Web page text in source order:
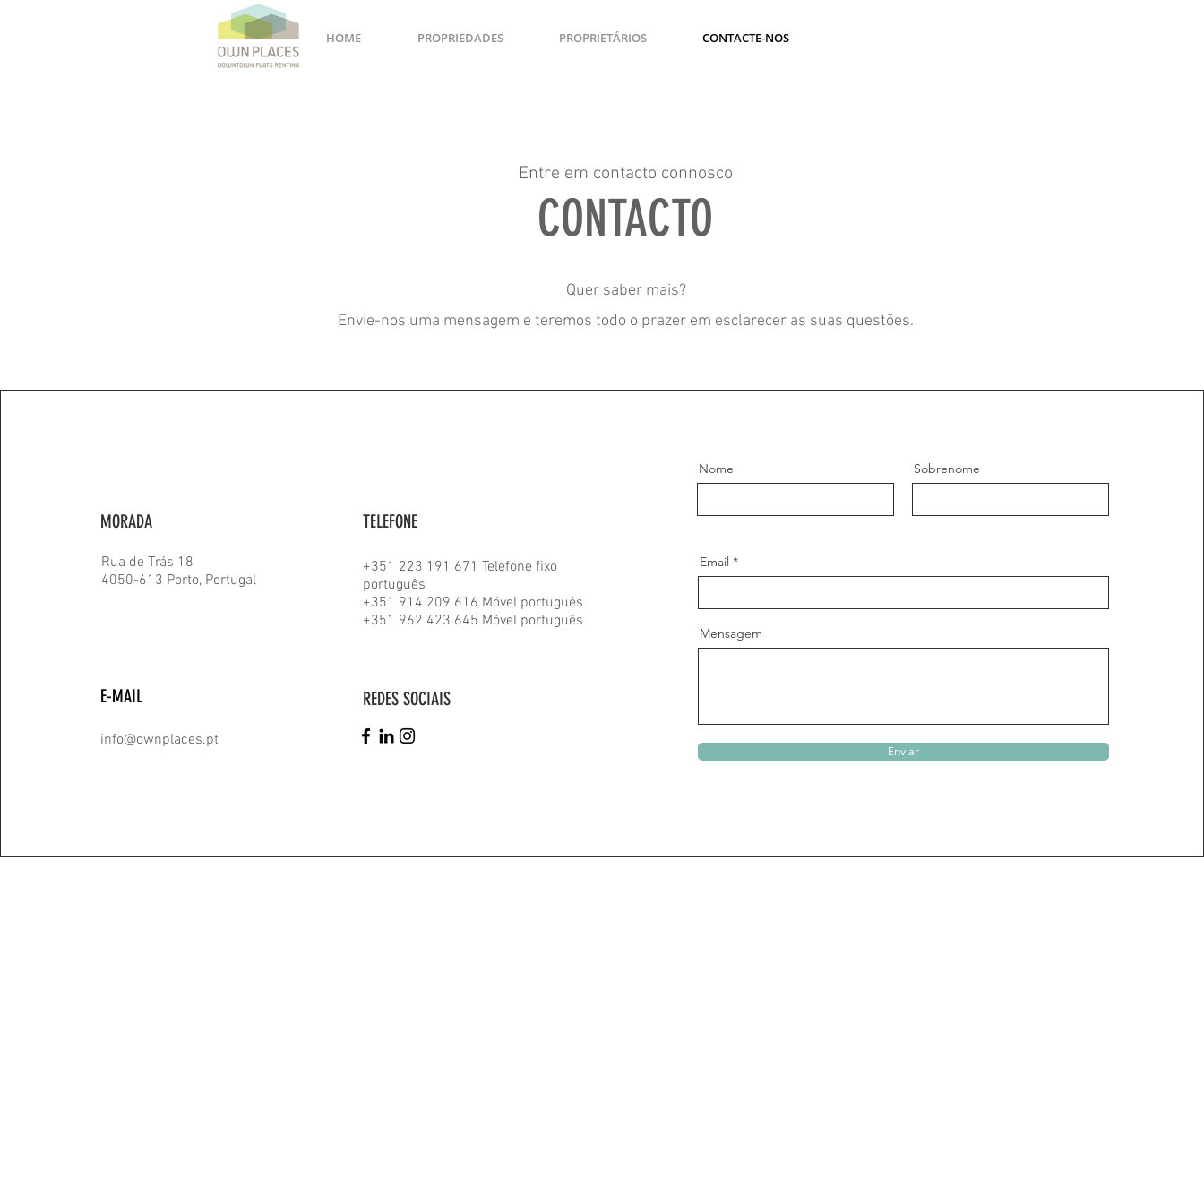
HOME PROPRIEDADES PROPRIETÁRIOS CONTACTE-NOS
Entre em contacto connosco
CONTACTO
Quer saber mais?
Envie-nos uma mensagem e teremos todo o prazer em esclarecer as suas questões.
MORADA
Rua de Trás 18
4050-613 Porto, Portugal
E-MAIL
info@ownplaces.pt
TELEFONE
+351 223 191 671 Telefone fixo
português
+351 914 209 616 Móvel português
+351 962 423 645 Móvel português
REDES SOCIAIS
Nome Sobrenome
Email
Mensagem
Enviar